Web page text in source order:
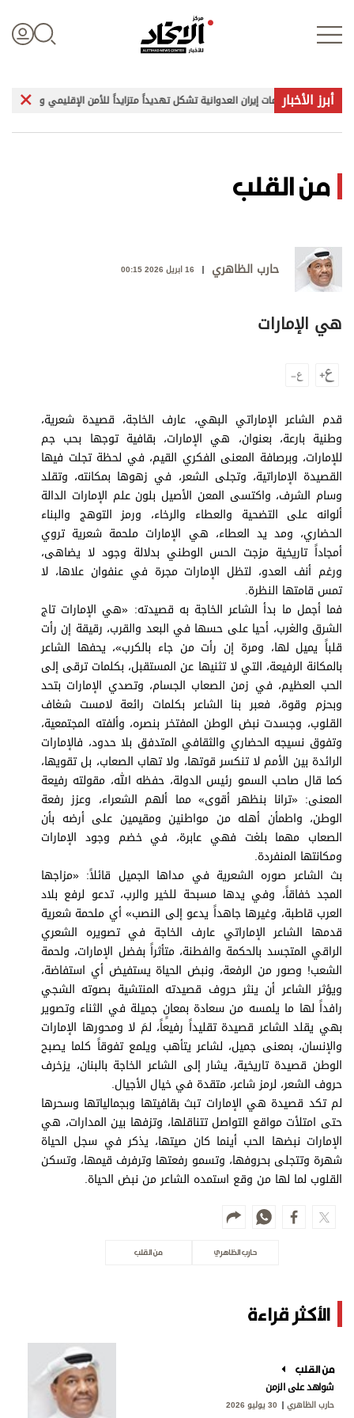
الأخبار العالمية
اقتصاد
الرياضة
الترفيه
التعليم والمعرفة
الذكاء الاصطناعي
تغطيات
فيديو
بودكاست
إنفوجراف
قصة صورة
كاريكتير
برامج
عدد اليوم
مواقيت الصلاة
الأحوال الجوية
أبرز الأخبارهجمات إيران العدوانية تشكل تهديداً متزايداً للأمن الإقليمي والدولي
من القلب
حارب الظاهري 16 ابريل 2026 00:15
هي الإمارات
قدم الشاعر الإماراتي البهي، عارف الخاجة، قصيدة شعرية،
وطنية بارعة، بعنوان، هي الإمارات، بقافية توجها بحب جم
للإمارات، وبرصافة المعنى الفكري القيم، في لحظة تجلت فيها
القصيدة الإماراتية، وتجلى الشعر، في زهوها بمكانته، وتقلد
وسام الشرف، واكتسى المعن الأصيل بلون علم الإمارات الدالة
ألوانه على التضحية والعطاء والرخاء، ورمز التوهج والبناء
الحضاري، ومد يد العطاء، هي الإمارات ملحمة شعرية تروي
أمجاداً تاريخية مزجت الحس الوطني بدلالة وجود لا يضاهى،
ورغم أنف العدو، لتظل الإمارات مجرة في عنفوان علاها، لا
تمس قامتها النظرة.
فما أجمل ما بدأ الشاعر الخاجة به قصيدته: «هي الإمارات تاج
الشرق والغرب، أحيا على حسها في البعد والقرب، رقيقة إن رأت
قلباً يميل لها، ومرة إن رأت من جاء بالكرب»، يحفها الشاعر
بالمكانة الرفيعة، التي لا تثنيها عن المستقبل، بكلمات ترقى إلى
الحب العظيم، في زمن الصعاب الجسام، وتصدي الإمارات بتحد
وبحزم وقوة، فعبر بنا الشاعر بكلمات رائعة لامست شغاف
القلوب، وجسدت نبض الوطن المفتخر بنصره، وألفته المجتمعية،
وتفوق نسيجه الحضاري والثقافي المتدفق بلا حدود، فالإمارات
الرائدة بين الأمم لا تنكسر قوتها، ولا تهاب الصعاب، بل تقويها،
كما قال صاحب السمو رئيس الدولة، حفظه الله، مقولته رفيعة
المعنى: «ترانا بنظهر أقوى» مما ألهم الشعراء، وعزز رفعة
الوطن، واطمأن أهله من مواطنين ومقيمين على أرضه بأن
الصعاب مهما بلغت فهي عابرة، في خضم وجود الإمارات
ومكانتها المنفردة.
بث الشاعر صوره الشعرية في مداها الجميل قائلاً: «مزاجها
المجد خفاقاً، وفي يدها مسبحة للخير والرب، تدعو لرفع بلاد
العرب قاطبة، وغيرها جاهداً يدعو إلى النصب» أي ملحمة شعرية
قدمها الشاعر الإماراتي عارف الخاجة في تصويره الشعري
الراقي المتجسد بالحكمة والفطنة، متأثراً بفضل الإمارات، ولحمة
الشعب! وصور من الرفعة، ونبض الحياة يستفيض أي استفاضة،
ويؤثر الشاعر أن ينثر حروف قصيدته المنتشية بصوته الشجي
رافداً لها ما يلمسه من سعادة بمعانٍ جميلة في الثناء وتصوير
بهي يقلد الشاعر قصيدة تقليداً رفيعاً، لمَ لا ومحورها الإمارات
والإنسان، بمعنى جميل، لشاعر يتأهب ويلمع تفوقاً كلما يصبح
الوطن قصيدة تاريخية، يشار إلى الشاعر الخاجة بالبنان، يزخرف
حروف الشعر، لرمز شاعر، متقدة في خيال الأجيال.
لم تكد قصيدة هي الإمارات تبث بقافيتها وبجمالياتها وسحرها
حتى امتلأت مواقع التواصل تتناقلها، وتزفها بين المدارات، هي
الإمارات نبضها الحب أينما كان صيتها، يذكر في سجل الحياة
شهرة وتتجلى بحروفها، وتسمو رفعتها وترفرف قيمها، وتسكن
القلوب لما لها من وقع استمده الشاعر من نبض الحياة.
حارب الظاهري من القلب
الأكثر قراءة
من القلب
شواهد على الزمن
حارب الظاهري 30 يوليو 2026